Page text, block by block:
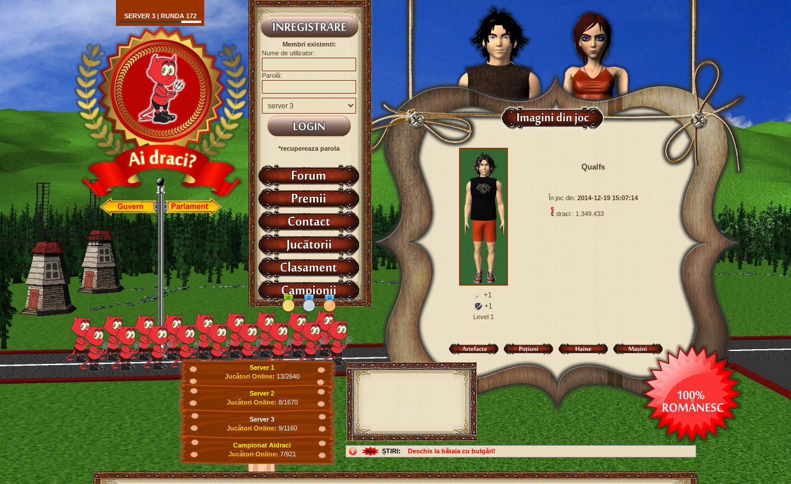
ȘTIRI: Deschis la bătaia cu bulgări!
SERVER 3 | RUNDA 172
Membri existenti:
Nume de utilizator:
Parolă:
*recupereaza parola
+1
+1
Level 1
Qualfs
În joc din: 2014-12-19 15:07:14
draci : 1.349.433
Server 1
Jucători Online: 13/2640
Server 2
Jucători Online: 8/1670
Server 3
Jucători Online: 9/1160
Campionat Aidraci
Jucători Online: 7/921